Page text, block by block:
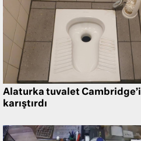
Alaturka tuvalet Cambridge’i
karıştırdı